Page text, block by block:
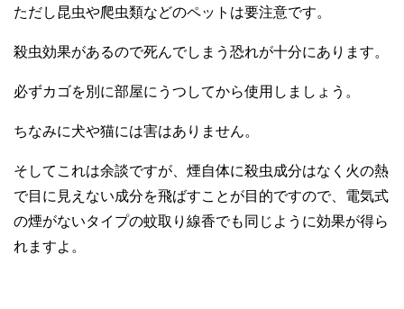
ただし昆虫や爬虫類などのペットは要注意です。
殺虫効果があるので死んでしまう恐れが十分にあります。
必ずカゴを別に部屋にうつしてから使用しましょう。
ちなみに犬や猫には害はありません。
そしてこれは余談ですが、煙自体に殺虫成分はなく火の熱
で目に見えない成分を飛ばすことが目的ですので、電気式
の煙がないタイプの蚊取り線香でも同じように効果が得ら
れますよ。